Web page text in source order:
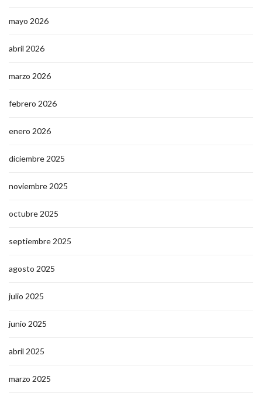
mayo 2026
abril 2026
marzo 2026
febrero 2026
enero 2026
diciembre 2025
noviembre 2025
octubre 2025
septiembre 2025
agosto 2025
julio 2025
junio 2025
abril 2025
marzo 2025